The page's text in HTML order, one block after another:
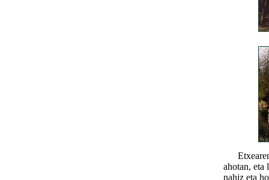
Etxearen
ahotan, eta
nahiz eta